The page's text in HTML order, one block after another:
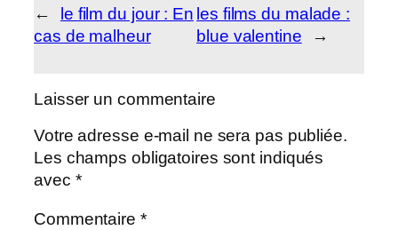
←
le film du jour : En
cas de malheur
les films du malade :
blue valentine
→
Laisser un commentaire
Votre adresse e-mail ne sera pas publiée.
Les champs obligatoires sont indiqués
avec *
Commentaire *